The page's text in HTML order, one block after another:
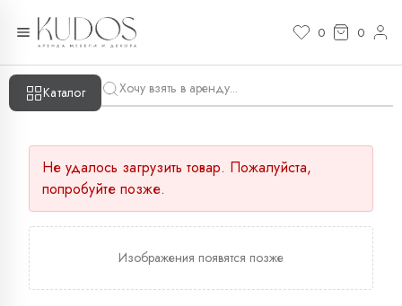
0 0
Каталог
Не удалось загрузить товар. Пожалуйста,
попробуйте позже.
Изображения появятся позже